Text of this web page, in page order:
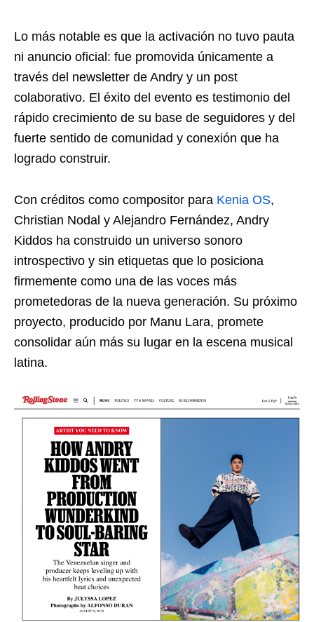
Lo más notable es que la activación no tuvo pauta
ni anuncio oficial: fue promovida únicamente a
través del newsletter de Andry y un post
colaborativo. El éxito del evento es testimonio del
rápido crecimiento de su base de seguidores y del
fuerte sentido de comunidad y conexión que ha
logrado construir.
Con créditos como compositor para Kenia OS,
Christian Nodal y Alejandro Fernández, Andry
Kiddos ha construido un universo sonoro
introspectivo y sin etiquetas que lo posiciona
firmemente como una de las voces más
prometedoras de la nueva generación. Su próximo
proyecto, producido por Manu Lara, promete
consolidar aún más su lugar en la escena musical
latina.